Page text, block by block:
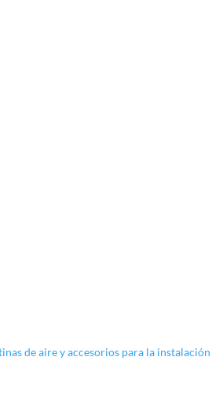
de aire y accesorios para la instalación